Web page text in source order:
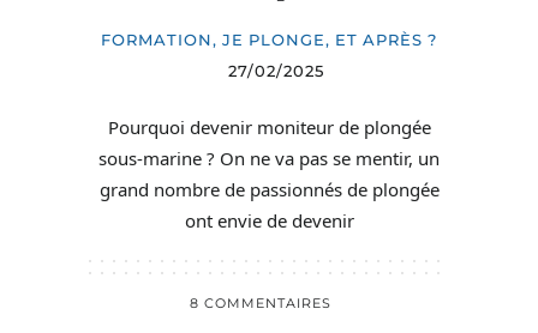
FORMATION, JE PLONGE, ET APRÈS ?
27/02/2025
Pourquoi devenir moniteur de plongée
sous-marine ? On ne va pas se mentir, un
grand nombre de passionnés de plongée
ont envie de devenir
8 COMMENTAIRES